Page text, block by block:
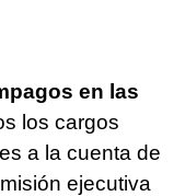
en las
los cargos
a la cuenta de
ejecutiva